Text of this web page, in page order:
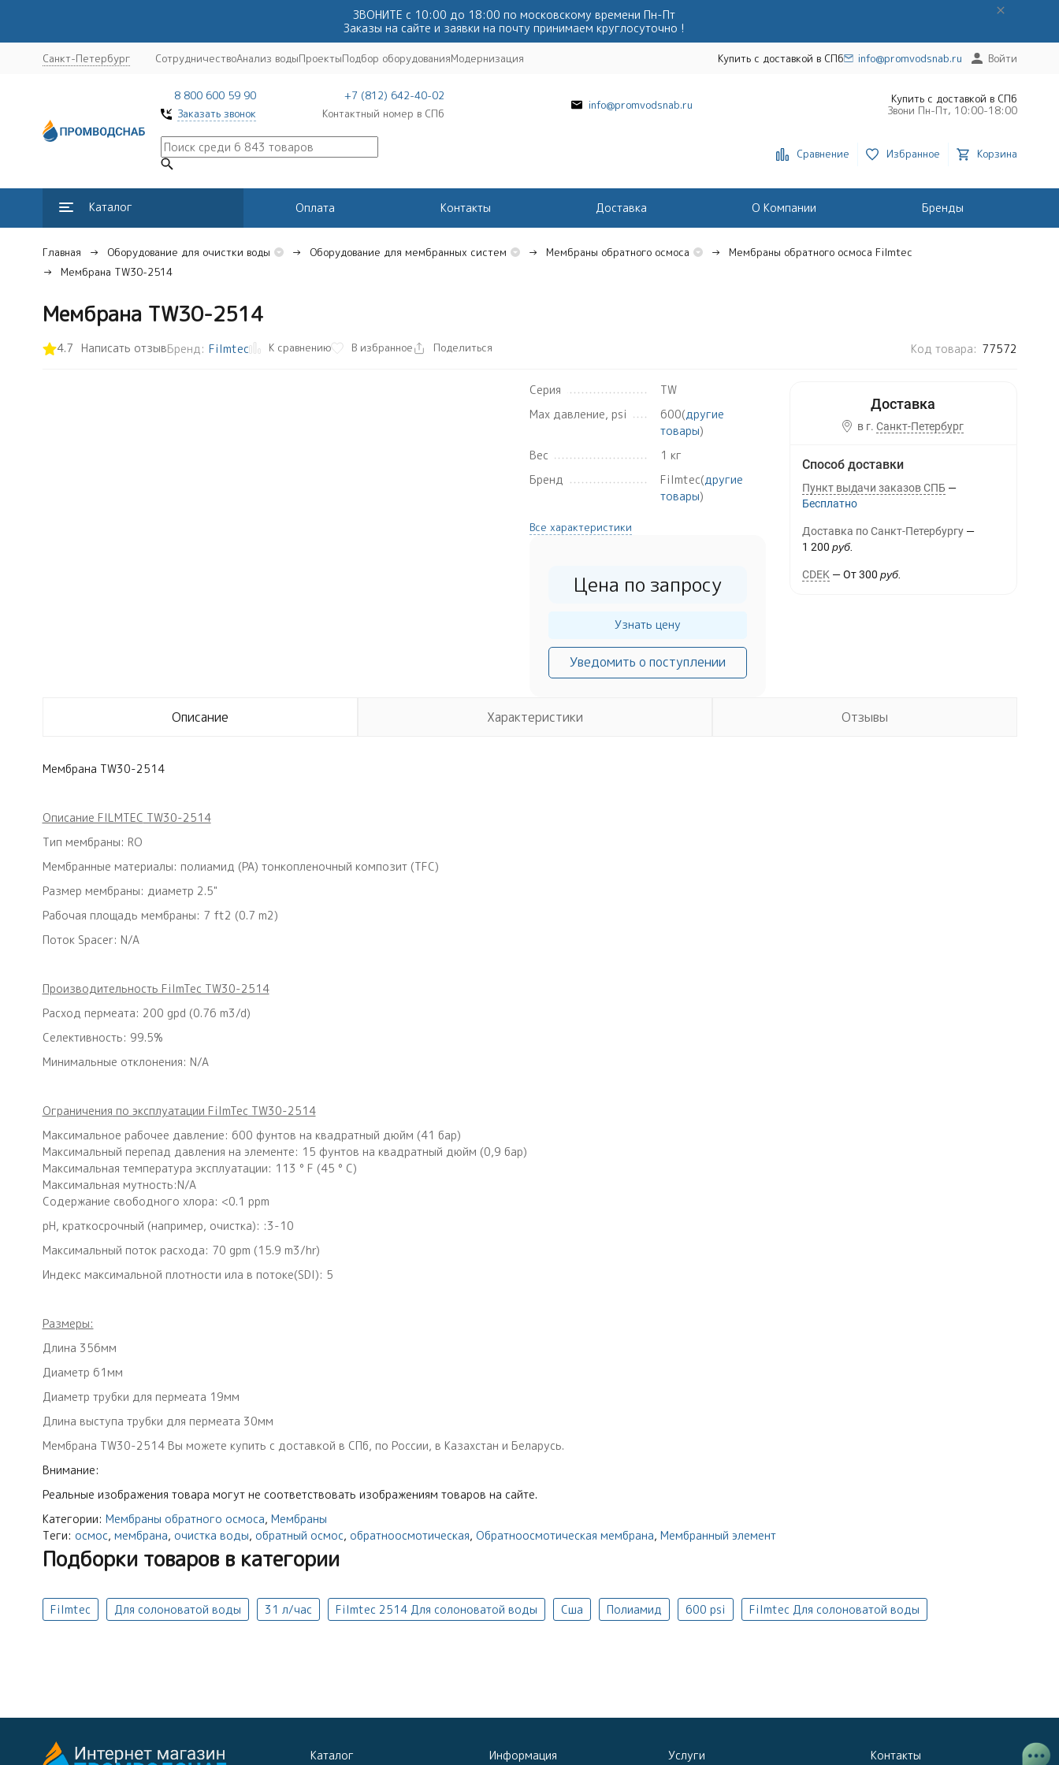
ЗВОНИТЕ с 10:00 до 18:00 по московскому времени Пн-Пт
Заказы на сайте и заявки на почту принимаем круглосуточно !
Санкт-Петербург СотрудничествоАнализ водыПроектыПодбор оборудованияМодернизация Купить с доставкой в СПб info@promvodsnab.ru Войти
8 800 600 59 90
Заказать звонок
+7 (812) 642-40-02
Контактный номер в СПб
info@promvodsnab.ru
Купить с доставкой в СПб
Звони Пн-Пт, 10:00-18:00
Сравнение Избранное Корзина
Каталог Оплата Контакты Доставка О Компании Бренды
Главная Оборудование для очистки воды Оборудование для мембранных систем Мембраны обратного осмоса
Мембраны обратного осмоса Filmtec
Мембрана TW30-2514
Мембрана TW30-2514
4.7 Написать отзывБренд: Filmtec К сравнению В избранное Поделиться Код товара: 77572
Серия
TW
Max давление, psi
600(другие
товары)
Вес
1 кг
Бренд
Filmtec(другие
товары)
Все характеристики
Цена по запросу
Узнать цену
Уведомить о поступлении
в г.Санкт-Петербург
Способ доставки
Пункт выдачи заказов СПБ
Бесплатно
Доставка по Санкт-Петербургу
1 200 руб.
CDEK От 300 руб.
Описание Характеристики Отзывы
Мембрана TW30-2514
Описание FILMTEC TW30-2514
Тип мембраны: RO
Мембранные материалы: полиамид (PA) тонкопленочный композит (TFC)
Размер мембраны: диаметр 2.5"
Рабочая площадь мембраны: 7 ft2 (0.7 m2)
Поток Spacer: N/A
Производительность FilmTec TW30-2514
Расход пермеата: 200 gpd (0.76 m3/d)
Селективность: 99.5%
Минимальные отклонения: N/A
Ограничения по эксплуатации FilmTec TW30-2514
Максимальное рабочее давление: 600 фунтов на квадратный дюйм (41 бар)
Максимальный перепад давления на элементе: 15 фунтов на квадратный дюйм (0,9 бар)
Максимальная температура эксплуатации: 113 ° F (45 ° C)
Максимальная мутность:N/A
Содержание свободного хлора: <0.1 ppm
рН, краткосрочный (например, очистка): :3-10
Максимальный поток расхода: 70 gpm (15.9 m3/hr)
Индекс максимальной плотности ила в потоке(SDI): 5
Размеры:
Длина 356мм
Диаметр 61мм
Диаметр трубки для пермеата 19мм
Длина выступа трубки для пермеата 30мм
Мембрана TW30-2514 Вы можете купить с доставкой в СПб, по России, в Казахстан и Беларусь.
Внимание:
Реальные изображения товара могут не соответствовать изображениям товаров на сайте.
Категории: Мембраны обратного осмоса, Мембраны
Теги: осмос, мембрана, очистка воды, обратный осмос, обратноосмотическая, Обратноосмотическая мембрана, Мембранный элемент
Подборки товаров в категории
Filmtec Для солоноватой воды 31 л/час Filmtec 2514 Для солоноватой воды Сша Полиамид 600 psi Filmtec Для солоноватой воды
Каталог Информация Услуги Контакты